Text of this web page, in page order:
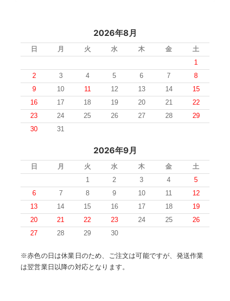
2026年8月
日 月 火 水 木 金
土
1
2
3 4 5 6 7
8
9
10 11 12 13 14
15
16
17 18 19 20 21
22
23
24 25 26 27 28
29
30
31
2026年9月
日 月 火 水 木 金
土
1
2 3 4
5
6
7 8 9 10 11
12
13
14 15 16 17 18
19
20
21 22 23 24 25
26
27
28 29 30
※赤色の日は休業日のため、ご注文は可能ですが、発送作業
は翌営業日以降の対応となります。